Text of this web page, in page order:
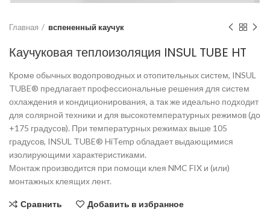
Главная вспененный каучук
Каучуковая теплоизоляция INSUL TUBE HT
Кроме обычных водопроводных и отопительных систем, INSUL
TUBE® предлагает профессиональные решения для систем
охлаждения и кондиционирования, а так же идеально подходит
для солярной техники и для высокотемпературных режимов (до
+175 градусов). При температурных режимах выше 105
градусов, INSUL TUBE® HiTemp обладает выдающимися
изолирующими характеристиками.
Монтаж производится при помощи клея NMC FIX и (или)
монтажных клеящих лент.
Сравнить Добавить в избранное